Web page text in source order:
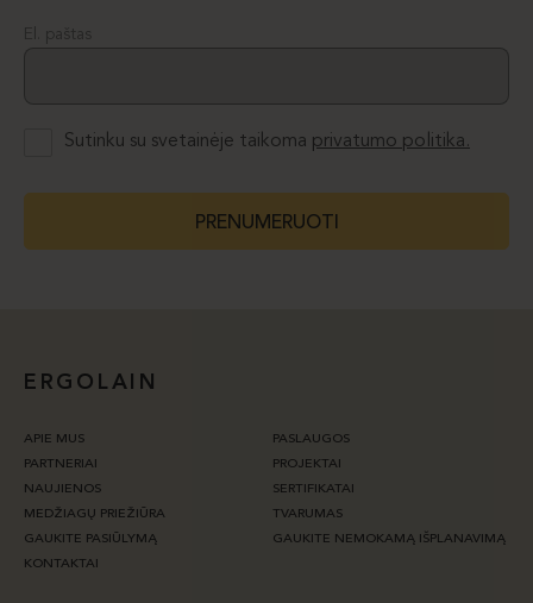
El. paštas
Sutinku su svetainėje taikoma privatumo politika.
PRENUMERUOTI
ERGOLAIN
APIE MUS
PASLAUGOS
PARTNERIAI
PROJEKTAI
NAUJIENOS
SERTIFIKATAI
MEDŽIAGŲ PRIEŽIŪRA
TVARUMAS
GAUKITE PASIŪLYMĄ
GAUKITE NEMOKAMĄ IŠPLANAVIMĄ
KONTAKTAI